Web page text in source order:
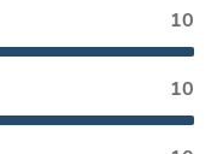
10
10